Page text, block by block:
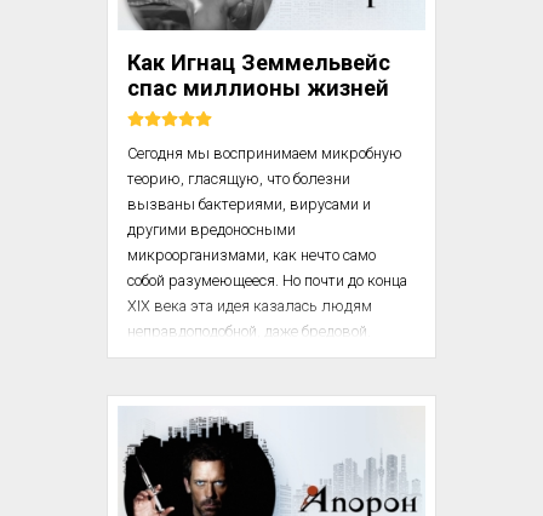
правовые препятствия. Сам К. Барнард,
первой операцией стажировался в США,
СССР и других с...
Как Игнац Земмельвейс
спас миллионы жизней
Сегодня мы воспринимаем микробную
теорию, гласящую, что болезни
вызваны бактериями, вирусами и
другими вредоносными
микроорганизмами, как нечто само
собой разумеющееся. Но почти до конца
XIX века эта идея казалась людям
неправдоподобной, даже бредовой.
Большинство врачей были не в
привычным образом мыслей, и крайне
неохотно отказывались от устоявшихся
убеждений (например, теории миазмов).
[...] Однако в конце XIX века
состоятельность микробной теории была